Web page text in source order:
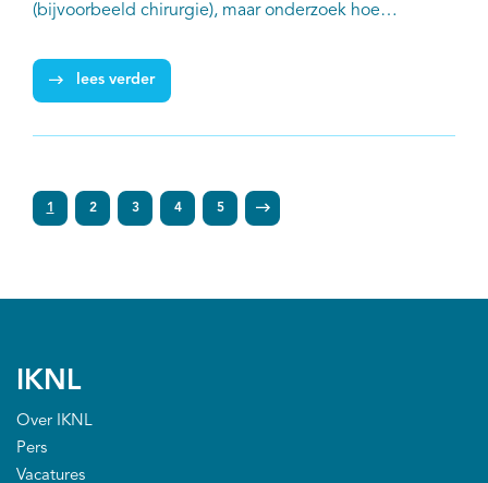
(bijvoorbeeld chirurgie), maar onderzoek hoe
behandelingstraject is er niet tot nauwelijks. Ze ziet
dat in Nederland samenwerking en dataverzameling
vernam ik onlangs dat ze daar langzaamaan pas
beginnen met centralisatie en netwerkzorg.’
lees verder
1 2 3 4 5
IKNL
Over IKNL
Pers
Vacatures